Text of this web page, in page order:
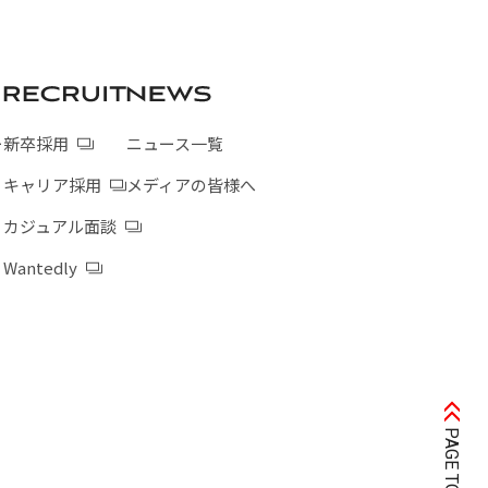
PAGE TOP
新卒採用
キャリア採用
カジュアル面談
Wantedly
ニュース一覧
メディアの皆様へ